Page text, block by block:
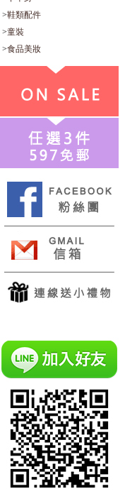
>鞋類配件
>童裝
>食品美妝